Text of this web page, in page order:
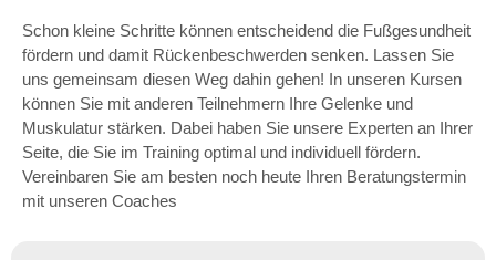
Schon kleine Schritte können entscheidend die Fußgesundheit
fördern und damit Rückenbeschwerden senken. Lassen Sie
uns gemeinsam diesen Weg dahin gehen! In unseren Kursen
können Sie mit anderen Teilnehmern Ihre Gelenke und
Muskulatur stärken. Dabei haben Sie unsere Experten an Ihrer
Seite, die Sie im Training optimal und individuell fördern.
Vereinbaren Sie am besten noch heute Ihren Beratungstermin
mit unseren Coaches